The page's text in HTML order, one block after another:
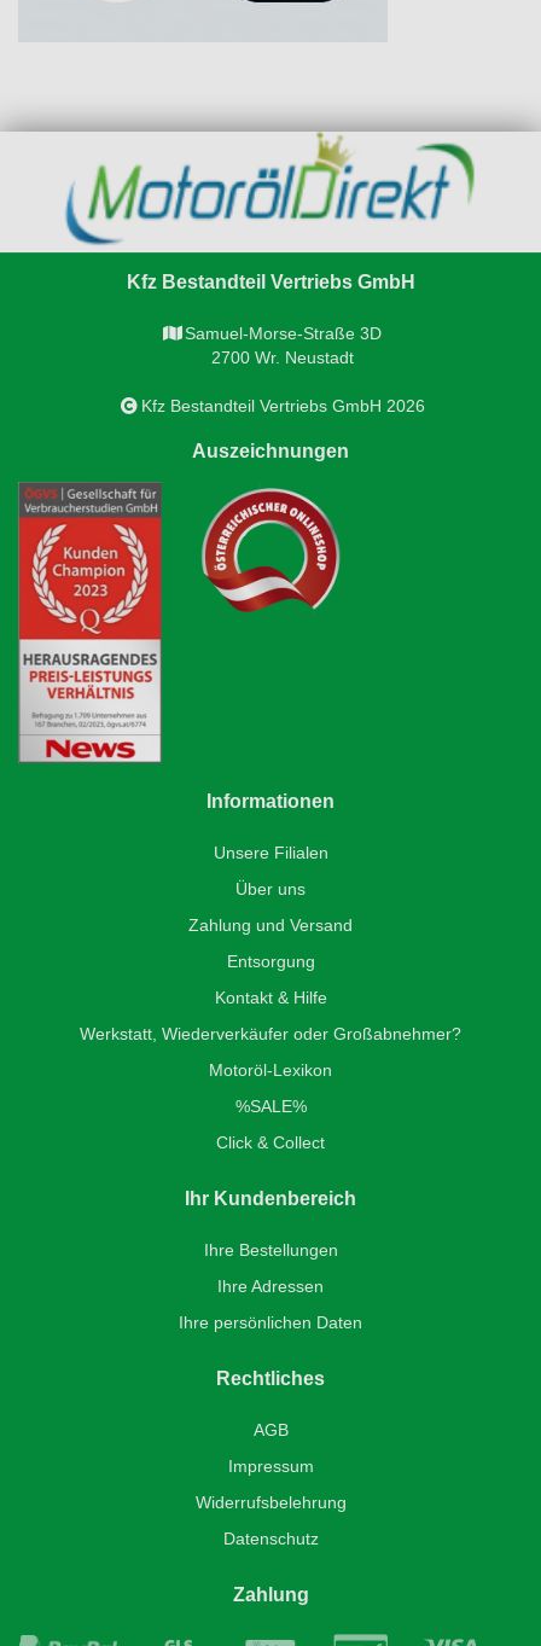
Kfz Bestandteil Vertriebs GmbH
Samuel-Morse-Straße 3D
2700 Wr. Neustadt
Kfz Bestandteil Vertriebs GmbH 2026
Auszeichnungen
Informationen
Unsere Filialen
Über uns
Zahlung und Versand
Entsorgung
Kontakt & Hilfe
Werkstatt, Wiederverkäufer oder Großabnehmer?
Motoröl-Lexikon
%SALE%
Click & Collect
Ihr Kundenbereich
Ihre Bestellungen
Ihre Adressen
Ihre persönlichen Daten
Rechtliches
AGB
Impressum
Widerrufsbelehrung
Datenschutz
Zahlung